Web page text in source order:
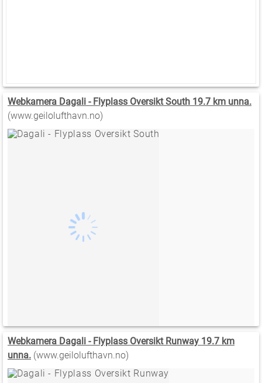
Webkamera Dagali - Flyplass Oversikt South 19.7 km unna.
(www.geilolufthavn.no)
Webkamera Dagali - Flyplass Oversikt Runway 19.7 km
unna. (www.geilolufthavn.no)